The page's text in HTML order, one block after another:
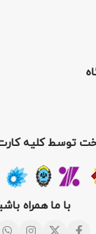
توسط کلیه
با ما همراه